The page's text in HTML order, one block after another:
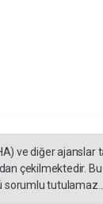
ve diğer ajanslar
çekilmektedir.
sorumlu tutulamaz...